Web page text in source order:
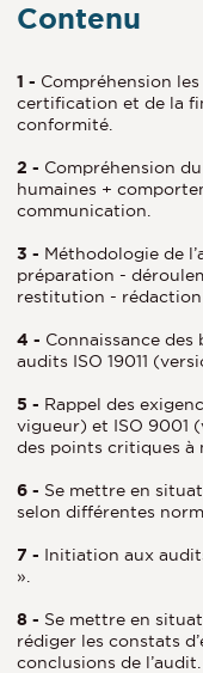
Contenu
1 - Compréhension
certification et de la
conformité.
2 - Compréhension
humaines +
communication.
3 - Méthodologie de
préparation -
restitution - rédaction
4 - Connaissance
audits ISO 19011
5 - Rappel des
vigueur) et ISO 9001
des points critiques à
6 - Se mettre en
selon différentes
7 - Initiation aux
».
8 - Se mettre en
rédiger les constats
conclusions de l’audit.